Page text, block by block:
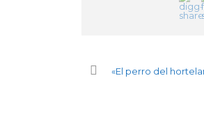
«El perro del